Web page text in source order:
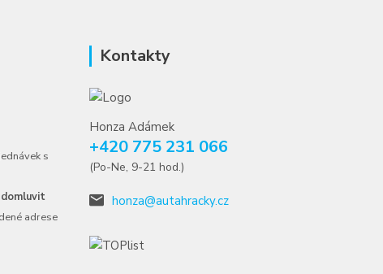
s
adrese
Kontakty
Honza Adámek
+420 775 231 066
(Po-Ne, 9-21 hod.)
honza@autahracky.cz